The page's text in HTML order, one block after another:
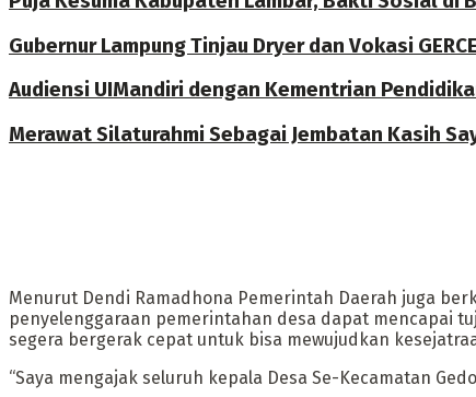
Gubernur Lampung Tinjau Dryer dan Vokasi
Audiensi UIMandiri dengan Kementrian
Merawat Silaturahmi Sebagai Jembatan Kasih
Menurut Dendi Ramadhona Pemerintah Daerah juga
penyelenggaraan pemerintahan desa dapat mencapai
segera bergerak cepat untuk bisa mewujudkan
“Saya mengajak seluruh kepala Desa Se-Kecamatan